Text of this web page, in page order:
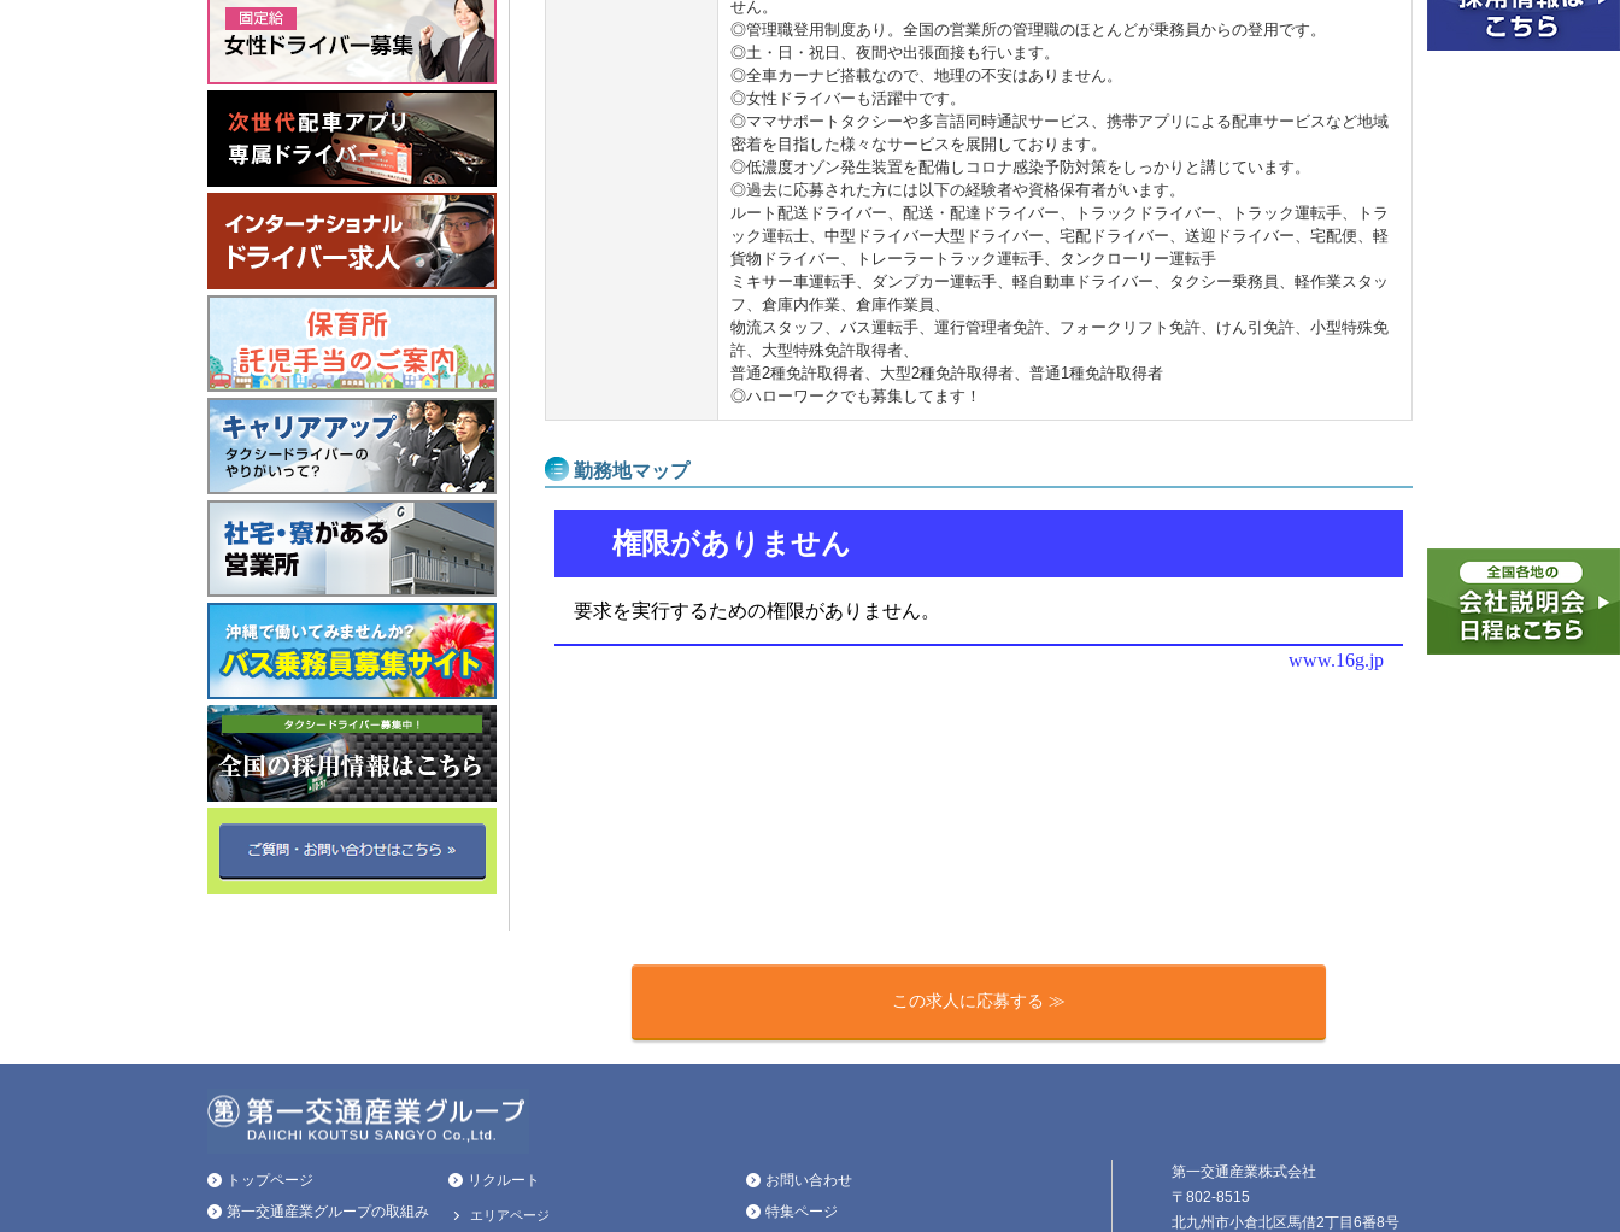
せん。
◎管理職登用制度あり。全国の営業所の管理職のほとんどが乗務員からの登用です。
◎土・日・祝日、夜間や出張面接も行います。
◎全車カーナビ搭載なので、地理の不安はありません。
◎女性ドライバーも活躍中です。
◎ママサポートタクシーや多言語同時通訳サービス、携帯アプリによる配車サービスなど地域
密着を目指した様々なサービスを展開しております。
◎低濃度オゾン発生装置を配備しコロナ感染予防対策をしっかりと講じています。
◎過去に応募された方には以下の経験者や資格保有者がいます。
ルート配送ドライバー、配送・配達ドライバー、トラックドライバー、トラック運転手、トラ
ック運転士、中型ドライバー大型ドライバー、宅配ドライバー、送迎ドライバー、宅配便、軽
貨物ドライバー、トレーラートラック運転手、タンクローリー運転手
ミキサー車運転手、ダンプカー運転手、軽自動車ドライバー、タクシー乗務員、軽作業スタッ
フ、倉庫内作業、倉庫作業員、
物流スタッフ、バス運転手、運行管理者免許、フォークリフト免許、けん引免許、小型特殊免
許、大型特殊免許取得者、
普通2種免許取得者、大型2種免許取得者、普通1種免許取得者
◎ハローワークでも募集してます！
勤務地マップ
この求人に応募する ≫
トップページ
第一交通産業グループの取組み
リクルート
エリアページ
お問い合わせ
特集ページ
第一交通産業株式会社
〒802-8515
北九州市小倉北区馬借2丁目6番8号